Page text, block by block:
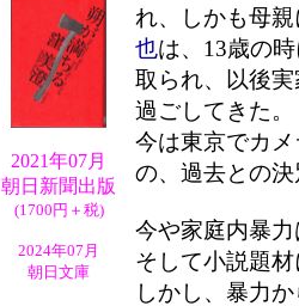
2021年07月
朝日新聞出版
(1700円＋税)
2024年07月
朝日文庫
れ、しかも母
也は、13歳の
取られ、以後
過ごしてきた。
今は東京でカ
の、過去との
今や家庭内暴
そして小説題
しかし、暴力